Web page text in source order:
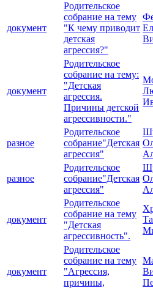
документ
Родительское
собрание на тему
"К чему приводит
детская
агрессия?"
документ
Родительское
собрание на тему:
"Детская
агрессия.
Причины детской
агрессивности."
разное
Родительское
собрание"Детская
агрессия"
разное
Родительское
собрание"Детская
агрессия"
документ
Родительское
собрание на тему
"Детская
агрессивность".
документ
Родительское
собрание на тему
"Агрессия,
причины,